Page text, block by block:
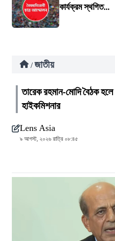
কার্যক্রম স্থগিত...
/ জাতীয়
তারেক রহমান-মোদি বৈঠক
হাইকমিশনার
Lens Asia
৯ আগস্ট, ২০২৬ রাত্রি ০৮:৪৫